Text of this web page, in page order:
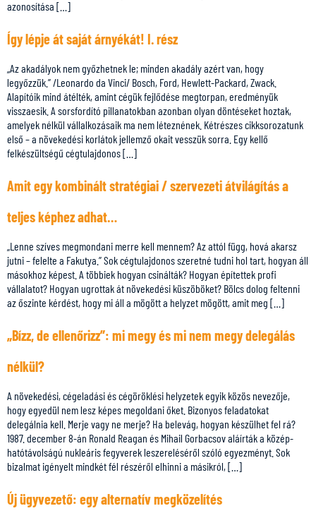
azonosítása […]
Így lépje át saját árnyékát! I. rész
„Az akadályok nem győzhetnek le; minden akadály azért van, hogy
legyőzzük.” /Leonardo da Vinci/ Bosch, Ford, Hewlett-Packard, Zwack.
Alapítóik mind átélték, amint cégük fejlődése megtorpan, eredményük
visszaesik. A sorsfordító pillanatokban azonban olyan döntéseket hoztak,
amelyek nélkül vállalkozásaik ma nem léteznének. Kétrészes cikksorozatunk
első – a növekedési korlátok jellemző okait vesszük sorra. Egy kellő
felkészültségű cégtulajdonos […]
Amit egy kombinált stratégiai / szervezeti átvilágítás a
teljes képhez adhat…
„Lenne szíves megmondani merre kell mennem? Az attól függ, hová akarsz
jutni – felelte a Fakutya.” Sok cégtulajdonos szeretné tudni hol tart, hogyan áll
másokhoz képest. A többiek hogyan csinálták? Hogyan építettek profi
vállalatot? Hogyan ugrottak át növekedési küszöböket? Bölcs dolog feltenni
az őszinte kérdést, hogy mi áll a mögött a helyzet mögött, amit meg […]
„Bízz, de ellenőrizz”: mi megy és mi nem megy delegálás
nélkül?
A növekedési, cégeladási és cégöröklési helyzetek egyik közös nevezője,
hogy egyedül nem lesz képes megoldani őket. Bizonyos feladatokat
delegálnia kell. Merje vagy ne merje? Ha belevág, hogyan készülhet fel rá?
1987. december 8-án Ronald Reagan és Mihail Gorbacsov aláírták a közép-
hatótávolságú nukleáris fegyverek leszereléséről szóló egyezményt. Sok
bizalmat igényelt mindkét fél részéről elhinni a másikról, […]
Új ügyvezető: egy alternatív megközelítés